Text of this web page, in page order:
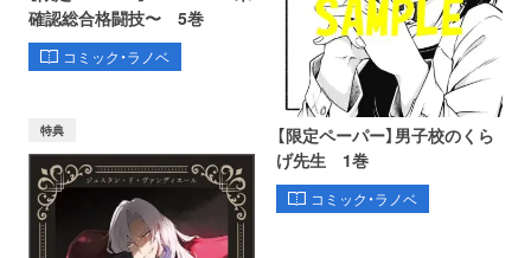
確認総合格闘技〜 5巻
コミック・ラノベ
【限定ペーパー】男子校のくら
げ先生 1巻
コミック・ラノベ
特典